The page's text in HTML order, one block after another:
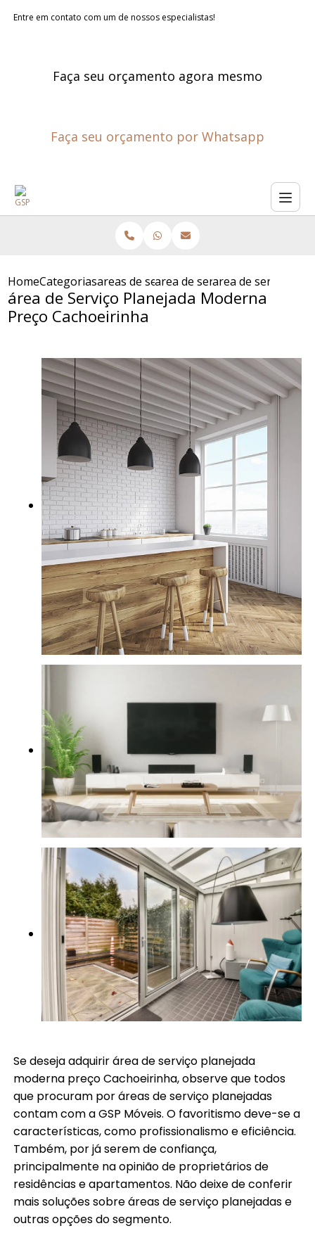
Entre em contato com um de nossos especialistas!
Faça seu orçamento agora mesmo
Faça seu orçamento por Whatsapp
HomeCategoriasareas de servico planejadas
area de servico projetada
area de servico
área de Serviço Planejada Moderna
Preço Cachoeirinha
Se deseja adquirir área de serviço planejada
moderna preço Cachoeirinha, observe que todos
que procuram por áreas de serviço planejadas
contam com a GSP Móveis. O favoritismo deve-se a
características, como profissionalismo e eficiência.
Também, por já serem de confiança,
principalmente na opinião de proprietários de
residências e apartamentos. Não deixe de conferir
mais soluções sobre áreas de serviço planejadas e
outras opções do segmento.